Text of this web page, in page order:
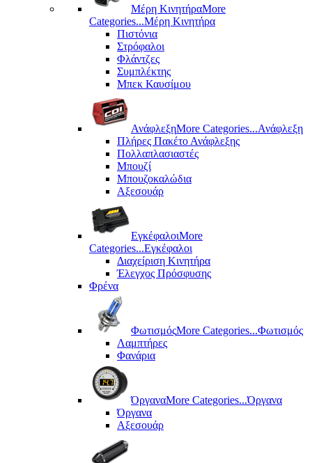
Μέρη KινητήραMore
Categories...Μέρη Kινητήρα
Πιστόνια
Στρόφαλοι
Φλάντζες
Συμπλέκτης
Μπεκ Καυσίμου
ΑνάφλεξηMore Categories...Ανάφλεξη
Πλήρες Πακέτο Ανάφλεξης
Πολλαπλασιαστές
Μπουζί
Μπουζοκαλώδια
Αξεσουάρ
ΕγκέφαλοιMore
Categories...Εγκέφαλοι
Διαχείριση Κινητήρα
Έλεγχος Πρόσφυσης
Φρένα
ΦωτισμόςMore Categories...Φωτισμός
Λαμπτήρες
Φανάρια
ΌργαναMore Categories...Όργανα
Όργανα
Αξεσουάρ